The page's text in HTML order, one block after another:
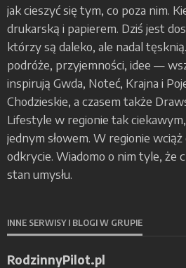
jak cieszyć się tym, co poza nim.
drukarską i papierem. Dziś jest
którzy są daleko, ale nadal
podróże, przyjemności, idee —
inspirują Gwda, Noteć, Krajna i
Chodzieskie, a czasem także
Lifestyle w regionie tak
jednym słowem. W regionie wciąż
odkrycie. Wiadomo o nim tyle, że
stan umysłu.
INNE SERWISY I BLOGI W GRUPIE
RodzinnyPilot.pl